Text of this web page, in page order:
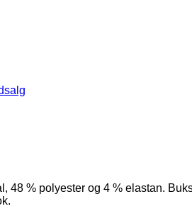
48 % polyester og 4 % elastan.